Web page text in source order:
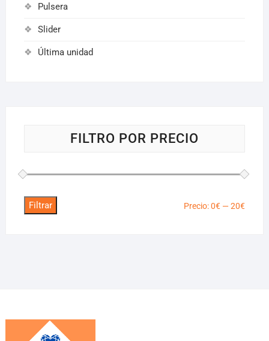
Pulsera
Slider
Última unidad
FILTRO POR PRECIO
Precio
Precio
Filtrar Precio:0€ —20€